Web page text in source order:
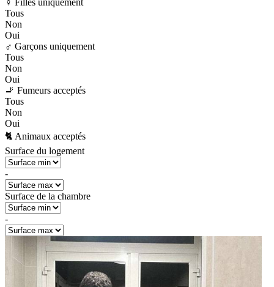
♀️ Filles uniquement
Tous
Non
Oui
♂️ Garçons uniquement
Tous
Non
Oui
🚬 Fumeurs acceptés
Tous
Non
Oui
🐈 Animaux acceptés
Surface du logement
-
Surface de la chambre
-